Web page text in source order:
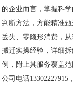
的企业而言，掌握科
判断方法，方能精准
丢失、零隐形消费，
搬迁实操经验，详细
例，附上其服务覆盖
公司电话